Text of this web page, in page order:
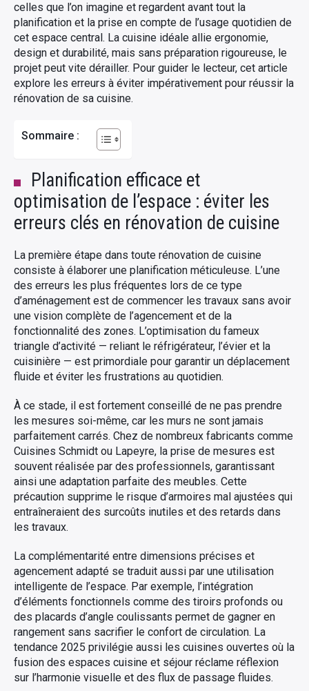
celles que l’on imagine et regardent avant tout la
planification et la prise en compte de l’usage quotidien de
cet espace central. La cuisine idéale allie ergonomie,
design et durabilité, mais sans préparation rigoureuse, le
projet peut vite dérailler. Pour guider le lecteur, cet article
explore les erreurs à éviter impérativement pour réussir la
rénovation de sa cuisine.
Sommaire :
Planification efficace et
optimisation de l’espace : éviter les
erreurs clés en rénovation de cuisine
La première étape dans toute rénovation de cuisine
consiste à élaborer une planification méticuleuse. L’une
des erreurs les plus fréquentes lors de ce type
d’aménagement est de commencer les travaux sans avoir
une vision complète de l’agencement et de la
fonctionnalité des zones. L’optimisation du fameux
triangle d’activité — reliant le réfrigérateur, l’évier et la
cuisinière — est primordiale pour garantir un déplacement
fluide et éviter les frustrations au quotidien.
À ce stade, il est fortement conseillé de ne pas prendre
les mesures soi-même, car les murs ne sont jamais
parfaitement carrés. Chez de nombreux fabricants comme
Cuisines Schmidt ou Lapeyre, la prise de mesures est
souvent réalisée par des professionnels, garantissant
ainsi une adaptation parfaite des meubles. Cette
précaution supprime le risque d’armoires mal ajustées qui
entraîneraient des surcoûts inutiles et des retards dans
les travaux.
La complémentarité entre dimensions précises et
agencement adapté se traduit aussi par une utilisation
intelligente de l’espace. Par exemple, l’intégration
d’éléments fonctionnels comme des tiroirs profonds ou
des placards d’angle coulissants permet de gagner en
rangement sans sacrifier le confort de circulation. La
tendance 2025 privilégie aussi les cuisines ouvertes où la
fusion des espaces cuisine et séjour réclame réflexion
sur l’harmonie visuelle et des flux de passage fluides.